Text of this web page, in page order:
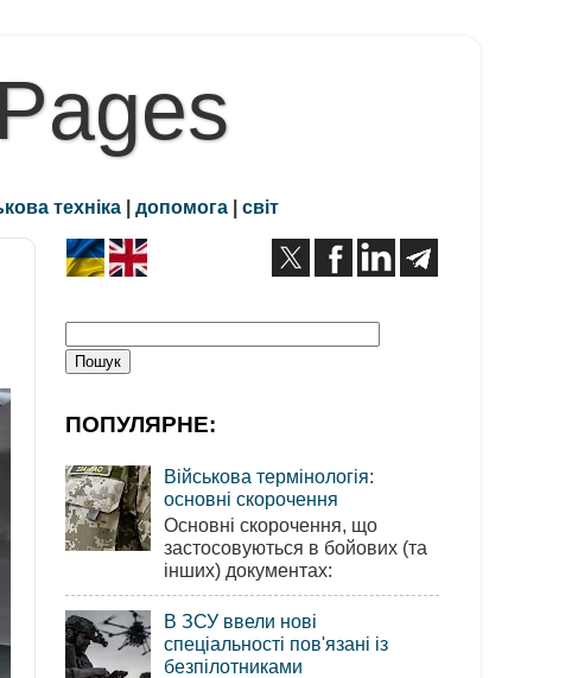
техніка | допомога | світ
ПОПУЛЯРНЕ:
Військова термінологія:
основні скорочення
Основні скорочення, що
застосовуються в бойових (та
інших) документах:
В ЗСУ ввели нові
спеціальності пов'язані із
безпілотниками